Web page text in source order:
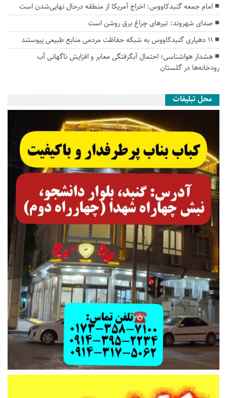
امام جمعه گنبدکاووس: اخراج آمریکا از منطقه درحال نهایی‌شدن است
صدای شهروند: تیرهای چراغ برق روشن است
۱۱ دهیاری گنبدکاووس به شبکه حفاظت مردمی منابع طبیعی پیوستند
هشدار هواشناسی؛ احتمال آبگرفتگی معابر و افزایش ناگهانی آب
رودخانه‌ها در گلستان
محل تبلیغات